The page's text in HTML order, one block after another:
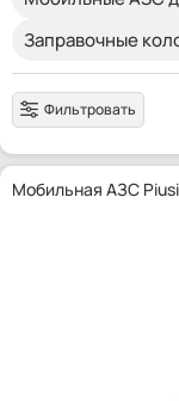
Заправочные
Фильтровать
Мобильная АЗС